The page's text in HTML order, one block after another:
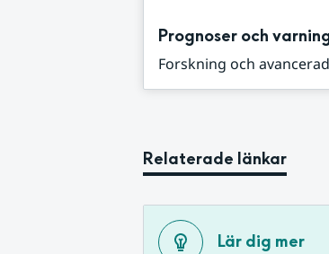
Prognoser och
Forskning och
Relaterade länkar
Lär dig mer